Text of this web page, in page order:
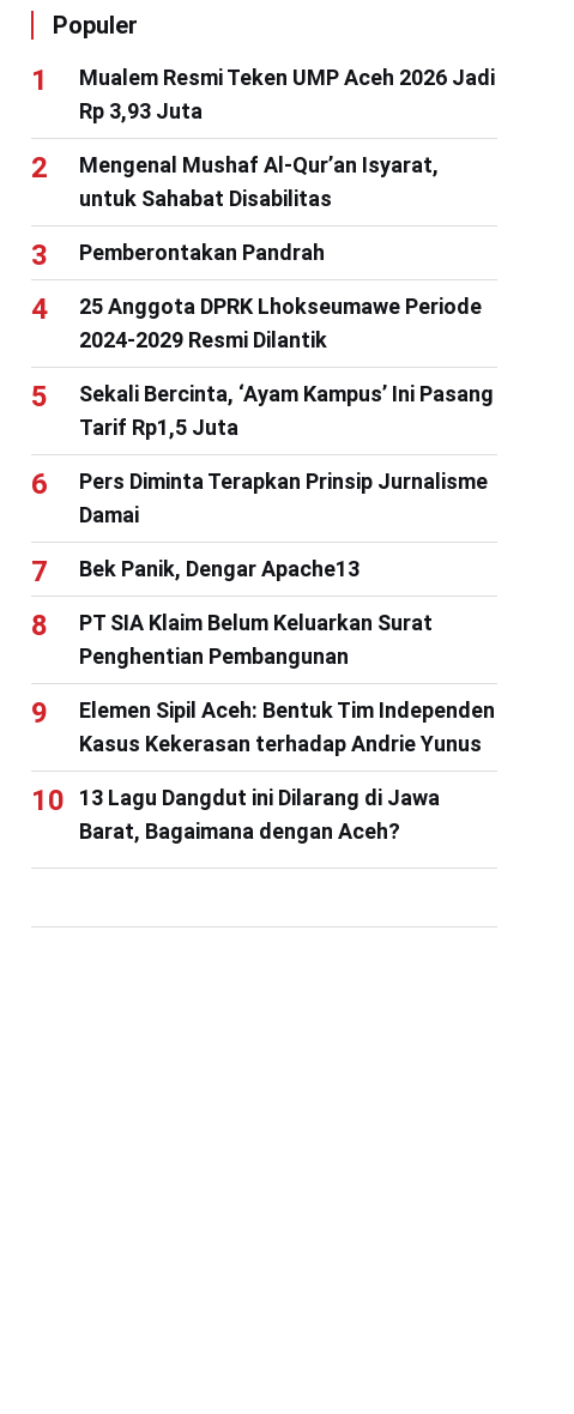
Populer
Mualem Resmi Teken UMP Aceh 2026 Jadi
Rp 3,93 Juta
Mengenal Mushaf Al-Qur’an Isyarat,
untuk Sahabat Disabilitas
Pemberontakan Pandrah
25 Anggota DPRK Lhokseumawe Periode
2024-2029 Resmi Dilantik
Sekali Bercinta, ‘Ayam Kampus’ Ini Pasang
Tarif Rp1,5 Juta
Pers Diminta Terapkan Prinsip Jurnalisme
Damai
Bek Panik, Dengar Apache13
PT SIA Klaim Belum Keluarkan Surat
Penghentian Pembangunan
Elemen Sipil Aceh: Bentuk Tim Independen
Kasus Kekerasan terhadap Andrie Yunus
13 Lagu Dangdut ini Dilarang di Jawa
Barat, Bagaimana dengan Aceh?